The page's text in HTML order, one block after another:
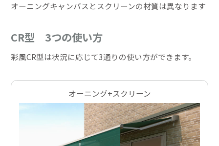
オーニングキャンバスとスクリーンの材質は異なります
CR型 3つの使い方
彩風CR型は状況に応じて3通りの使い方ができます。
オーニング+スクリーン